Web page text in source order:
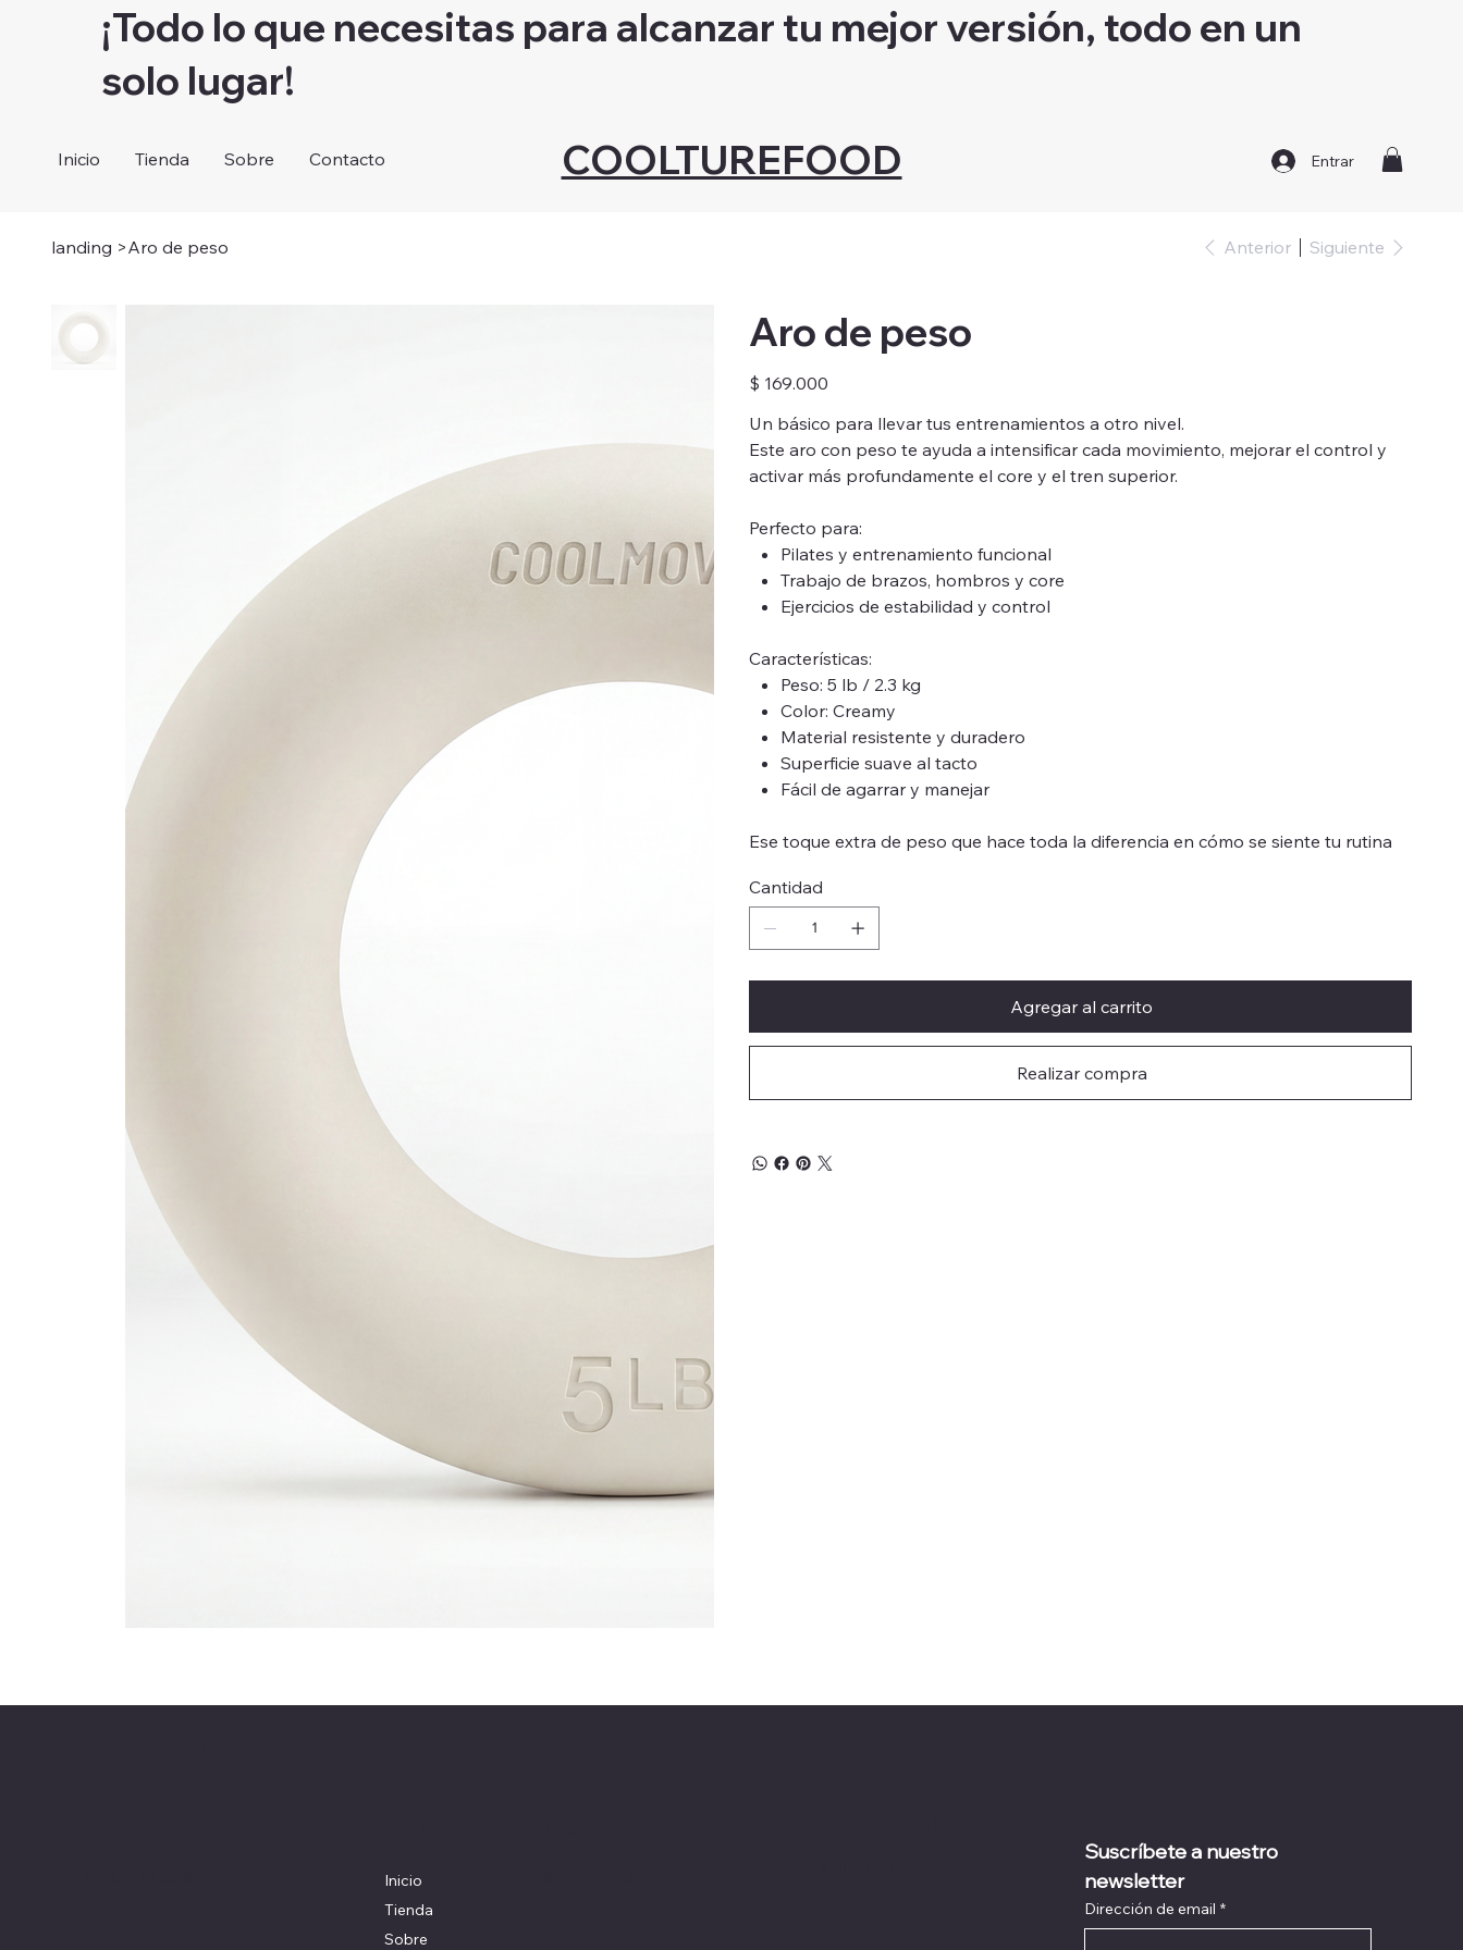
¡Todo lo que necesitas para alcanzar tu mejor versión, todo en un
solo lugar!
Inicio Tienda Sobre Contacto COOLTUREFOOD Entrar
landing >Aro de peso Anterior Siguiente
Aro de peso
Precio
$ 169.000
Un básico para llevar tus entrenamientos a otro nivel.
Este aro con peso te ayuda a intensificar cada movimiento, mejorar el control y
activar más profundamente el core y el tren superior.
Perfecto para:
Pilates y entrenamiento funcional
Trabajo de brazos, hombros y core
Ejercicios de estabilidad y control
Características:
Peso: 5 lb / 2.3 kg
Color: Creamy
Material resistente y duradero
Superficie suave al tacto
Fácil de agarrar y manejar
Ese toque extra de peso que hace toda la diferencia en cómo se siente tu rutina
Cantidad
Agregar al carrito
Realizar compra
Inicio
Tienda
Sobre
Suscríbete a nuestro
newsletter
Dirección de email *